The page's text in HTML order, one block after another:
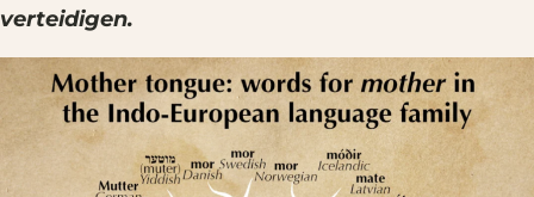
verteidigen.